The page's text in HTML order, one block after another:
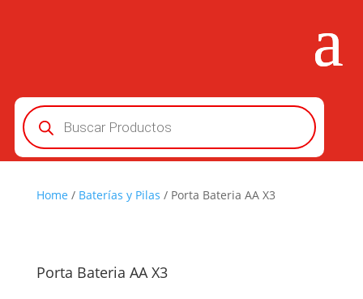
Búsqueda
de
productos
Home / Baterías y Pilas / Porta Bateria AA X3
Porta Bateria AA X3